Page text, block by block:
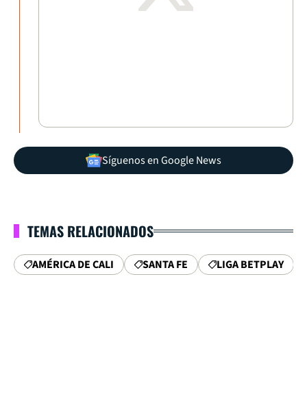
Síguenos en Google News
TEMAS RELACIONADOS
AMÉRICA DE CALI SANTA FE LIGA BETPLAY